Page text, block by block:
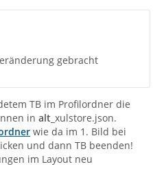
gebracht
TB im Profilordner die
in alt_ xulstore.json.
wie da im 1. Bild bei
und dann TB beenden!
im Layout neu